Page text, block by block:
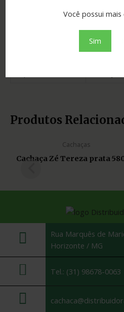
Você possui mais
Sim
40.00
12 anos
Minas
Produtos
Cachaças
Cachaça Zé Tereza prata
Rua Marquês de
Horizonte / MG
Tel.: (31) 98678-0063